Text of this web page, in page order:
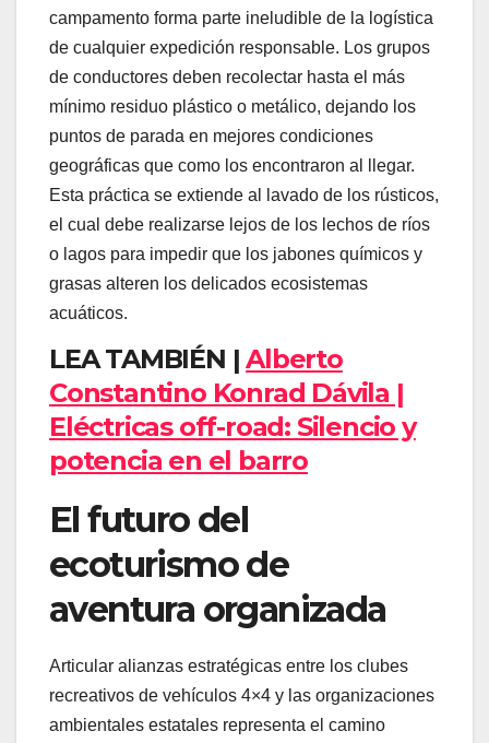
campamento forma parte ineludible de la logística
de cualquier expedición responsable. Los grupos
de conductores deben recolectar hasta el más
mínimo residuo plástico o metálico, dejando los
puntos de parada en mejores condiciones
geográficas que como los encontraron al llegar.
Esta práctica se extiende al lavado de los rústicos,
el cual debe realizarse lejos de los lechos de ríos
o lagos para impedir que los jabones químicos y
grasas alteren los delicados ecosistemas
acuáticos.
LEA TAMBIÉN |Alberto
Constantino Konrad Dávila |
Eléctricas off-road: Silencio y
potencia en el barro
El futuro del
ecoturismo de
aventura organizada
Articular alianzas estratégicas entre los clubes
recreativos de vehículos 4×4 y las organizaciones
ambientales estatales representa el camino